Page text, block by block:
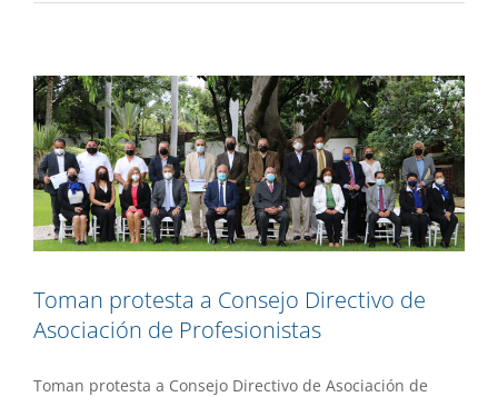
Toman protesta a Consejo Directivo de
Asociación de Profesionistas
Toman protesta a Consejo Directivo de Asociación de